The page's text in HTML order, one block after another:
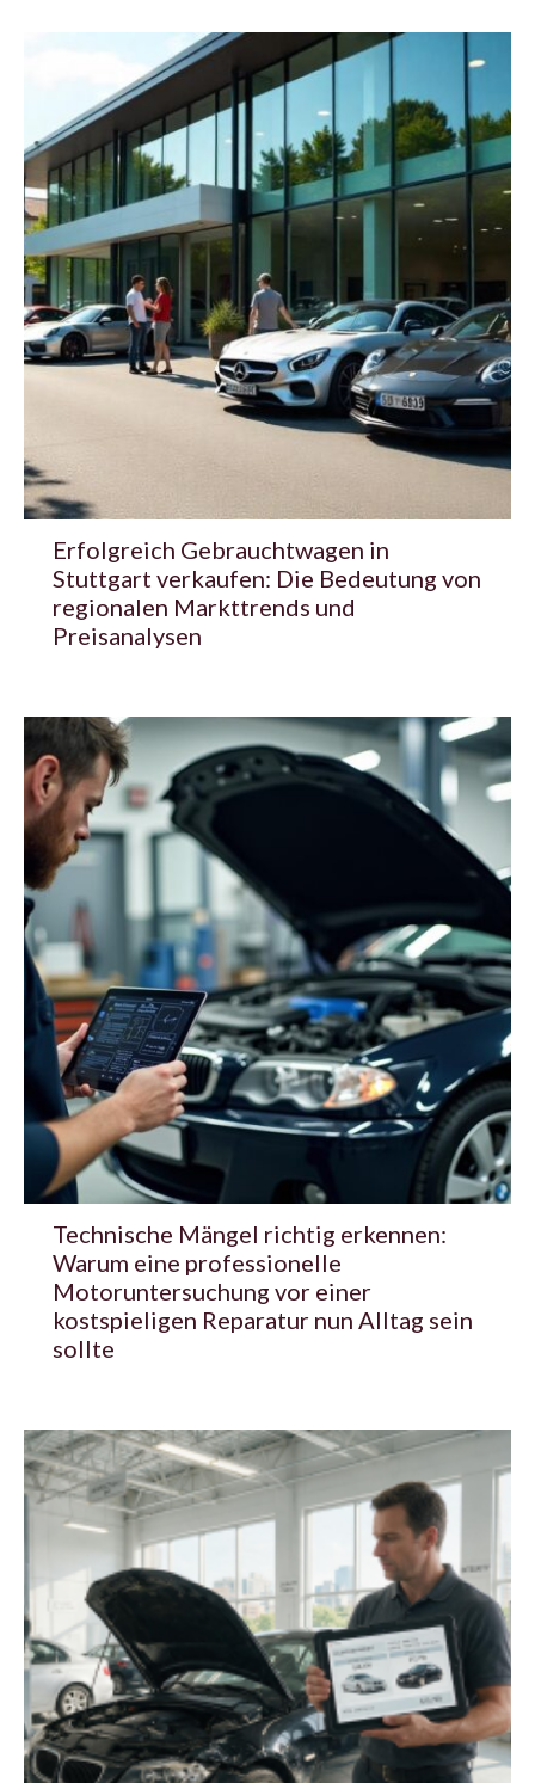
Erfolgreich Gebrauchtwagen in
Stuttgart verkaufen: Die Bedeutung von
regionalen Markttrends und
Preisanalysen
Technische Mängel richtig erkennen:
Warum eine professionelle
Motoruntersuchung vor einer
kostspieligen Reparatur nun Alltag sein
sollte